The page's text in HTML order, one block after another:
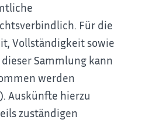
Für die
Vollständigkeit sowie
Sammlung kann
werden
Auskünfte hierzu
zuständigen